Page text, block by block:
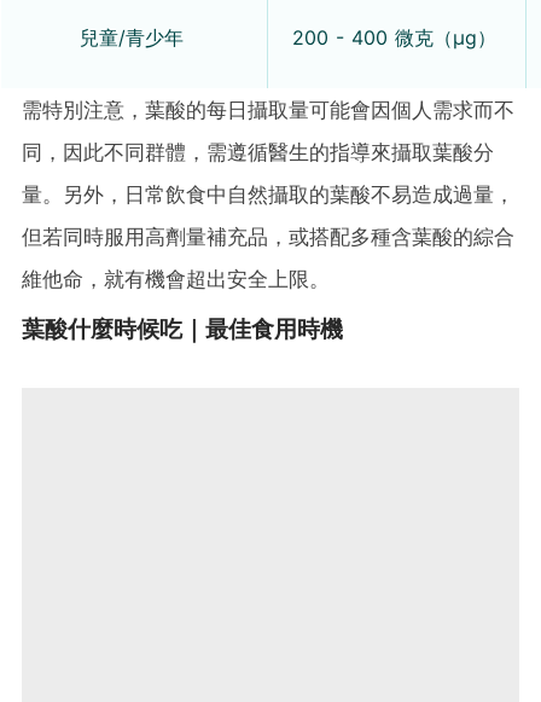
兒童/青少年 200 - 400 微克（μg）
需特別注意，葉酸的每日攝取量可能會因個人需求而不
同，因此不同群體，需遵循醫生的指導來攝取葉酸分
量。另外，日常飲食中自然攝取的葉酸不易造成過量，
但若同時服用高劑量補充品，或搭配多種含葉酸的綜合
維他命，就有機會超出安全上限。
葉酸什麼時候吃｜最佳食用時機